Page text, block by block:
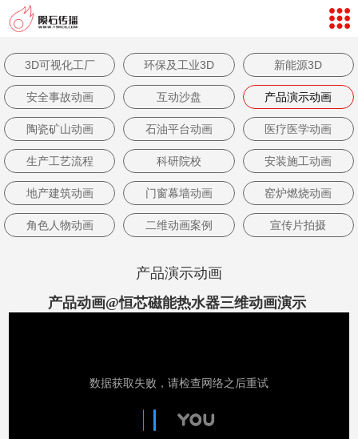
网站导航
数字孪生体验
案例视频
新闻中心
关于我们
联系我们
客户评价
3D可视化工厂 环保及工业3D 新能源3D
安全事故动画 互动沙盘 产品演示动画
陶瓷矿山动画 石油平台动画 医疗医学动画
生产工艺流程 科研院校 安装施工动画
地产建筑动画 门窗幕墙动画 窑炉燃烧动画
角色人物动画 二维动画案例 宣传片拍摄
产品演示动画
产品动画@恒芯磁能热水器三维动画演示